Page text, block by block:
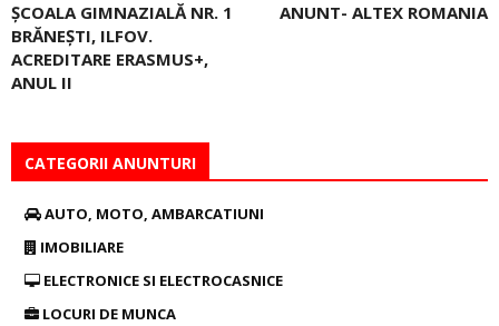
ȘCOALA GIMNAZIALĂ NR. 1
BRĂNEȘTI, ILFOV.
ACREDITARE ERASMUS+,
ANUL II
ANUNT- ALTEX ROMANIA
CATEGORII ANUNTURI
AUTO, MOTO, AMBARCATIUNI
IMOBILIARE
ELECTRONICE SI ELECTROCASNICE
LOCURI DE MUNCA